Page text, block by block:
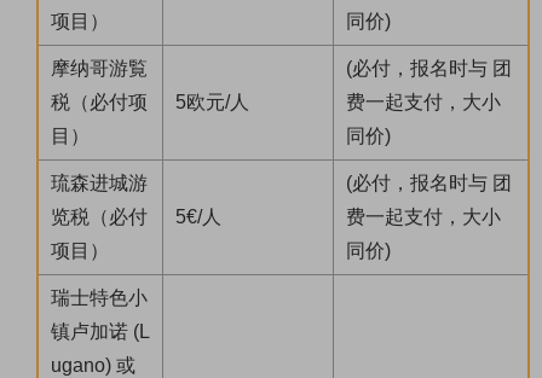
项目）
同价)
摩纳哥游覧
税（必付项
目）
5欧元/人
(必付，报名时与 团
费一起支付，大小
同价)
琉森进城游
览税（必付
项目）
5€/人
(必付，报名时与 团
费一起支付，大小
同价)
瑞士特色小
镇卢加诺 (L
ugano) 或